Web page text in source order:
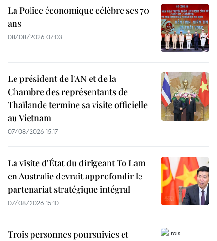
La Police économique célèbre ses 70
ans
08/08/2026 07:03
Le président de l'AN et de la
Chambre des représentants de
Thaïlande termine sa visite officielle
au Vietnam
07/08/2026 15:17
La visite d'État du dirigeant To Lam
en Australie devrait approfondir le
partenariat stratégique intégral
07/08/2026 15:10
Trois personnes poursuivies et